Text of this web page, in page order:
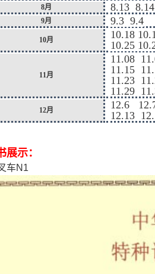
8月 8.13 8.14
9月
9.3 9.4
10月 10.18
10.25
11月
11.08
11.15
11.23
11.29
12月 12.6
12.13
展示：
车N1